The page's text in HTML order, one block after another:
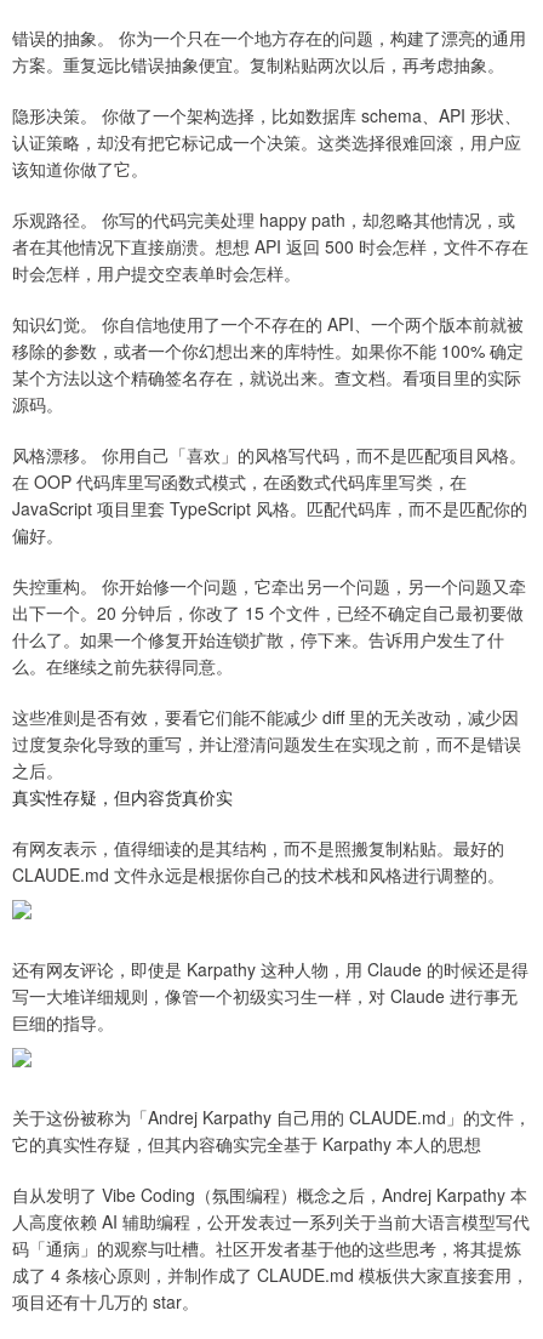
错误的抽象。 你为一个只在一个地方存在的问题，构建了漂亮的通用
方案。重复远比错误抽象便宜。复制粘贴两次以后，再考虑抽象。
隐形决策。 你做了一个架构选择，比如数据库 schema、API 形状、
认证策略，却没有把它标记成一个决策。这类选择很难回滚，用户应
该知道你做了它。
乐观路径。 你写的代码完美处理 happy path，却忽略其他情况，或
者在其他情况下直接崩溃。想想 API 返回 500 时会怎样，文件不存在
时会怎样，用户提交空表单时会怎样。
知识幻觉。 你自信地使用了一个不存在的 API、一个两个版本前就被
移除的参数，或者一个你幻想出来的库特性。如果你不能 100% 确定
某个方法以这个精确签名存在，就说出来。查文档。看项目里的实际
源码。
风格漂移。 你用自己「喜欢」的风格写代码，而不是匹配项目风格。
在 OOP 代码库里写函数式模式，在函数式代码库里写类，在
JavaScript 项目里套 TypeScript 风格。匹配代码库，而不是匹配你的
偏好。
失控重构。 你开始修一个问题，它牵出另一个问题，另一个问题又牵
出下一个。20 分钟后，你改了 15 个文件，已经不确定自己最初要做
什么了。如果一个修复开始连锁扩散，停下来。告诉用户发生了什
么。在继续之前先获得同意。
这些准则是否有效，要看它们能不能减少 diff 里的无关改动，减少因
过度复杂化导致的重写，并让澄清问题发生在实现之前，而不是错误
之后。
真实性存疑，但内容货真价实
有网友表示，值得细读的是其结构，而不是照搬复制粘贴。最好的
CLAUDE.md 文件永远是根据你自己的技术栈和风格进行调整的。
还有网友评论，即使是 Karpathy 这种人物，用 Claude 的时候还是得
写一大堆详细规则，像管一个初级实习生一样，对 Claude 进行事无
巨细的指导。
关于这份被称为「Andrej Karpathy 自己用的 CLAUDE.md」的文件，
它的真实性存疑，但其内容确实完全基于 Karpathy 本人的思想
自从发明了 Vibe Coding（氛围编程）概念之后，Andrej Karpathy 本
人高度依赖 AI 辅助编程，公开发表过一系列关于当前大语言模型写代
码「通病」的观察与吐槽。社区开发者基于他的这些思考，将其提炼
成了 4 条核心原则，并制作成了 CLAUDE.md 模板供大家直接套用，
项目还有十几万的 star。